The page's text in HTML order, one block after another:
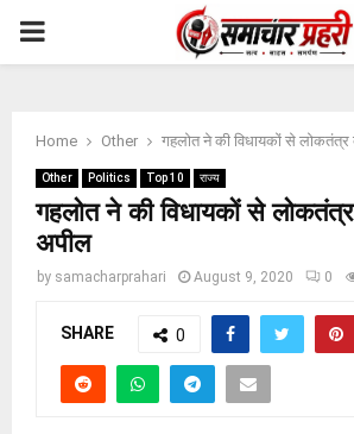
PRIMARY
Home Other गहलोत ने की विधायकों से लोकतंत्र
Other Politics Top 10 राज्य
गहलोत ने की विधायकों से
अपील
by samacharprahari August 9, 2020 0
SHARE 0